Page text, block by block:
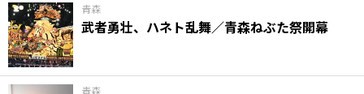
青森
武者勇壮、ハネト乱舞／青森ねぶた祭開幕
青森